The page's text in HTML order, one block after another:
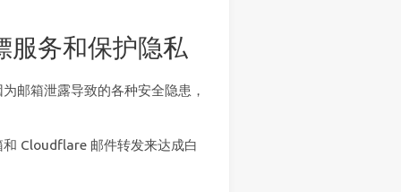
服务和保护隐私
邮箱泄露导致的各种安全隐患，
Cloudflare 邮件转发来达成白